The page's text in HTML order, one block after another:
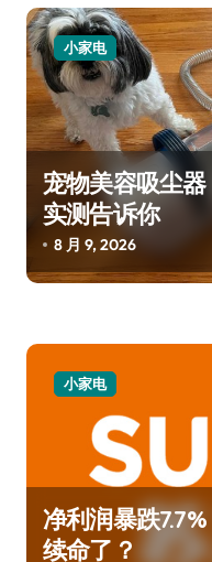
小家电
宠物美容吸尘
实测告诉你
8 月 9, 2026
小家电
净利润暴跌
续命了？